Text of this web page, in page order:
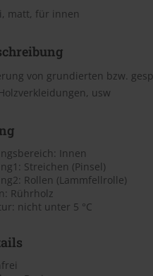
matt, für innen
von grundierten bzw.
usw
Innen
Streichen (Pinsel)
Rollen (Lammfellrolle)
Rührholz
nicht unter 5 °C